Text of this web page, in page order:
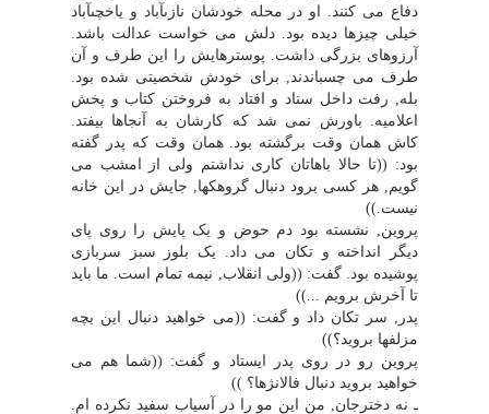
دفاع مى کنند. او در محله خودشان نازىآباد و یاخچىآباد
خیلى چیزها دیده بود. دلش مى خواست عدالت باشد.
آرزوهاى بزرگى داشت. پوسترهایش را این طرف و آن
طرف مى چسباندند, براى خودش شخصیتى شده بود.
بله, رفت داخل ستاد و افتاد به فروختن کتاب و پخش
اعلامیه. باورش نمى شد که کارشان به آنجاها بیفتد.
کاش همان وقت برگشته بود. همان وقت که پدر گفته
بود: ((تا حالا باهاتان کارى نداشتم ولى از امشب مى
گویم, هر کسى برود دنبال گروهکها, جایش در این خانه
نیست.))
پروین, نشسته بود دم حوض و یک پایش را روى پاى
دیگر انداخته و تکان مى داد. یک بلوز سبز سربازى
پوشیده بود. گفت: ((ولى انقلاب, نیمه تمام است. ما باید
تا آخرش برویم ...))
پدر, سر تکان داد و گفت: ((مى خواهید دنبال این بچه
مزلفها بروید؟))
پروین رو در روى پدر ایستاد و گفت: ((شما هم مى
خواهید بروید دنبال فالانژها؟ ))
ـ نه دخترجان, من این مو را در آسیاب سفید نکرده ام.